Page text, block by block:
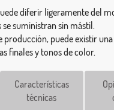
diferir ligeramente del
se suministran sin mástil.
producción, puede existir
finales y tonos de color.
Características
técnicas